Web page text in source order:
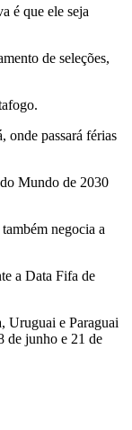
é que ele seja
de seleções,
onde passará férias
Mundo de 2030
negocia a
a Data Fifa de
Uruguai e Paraguai
de junho e 21 de